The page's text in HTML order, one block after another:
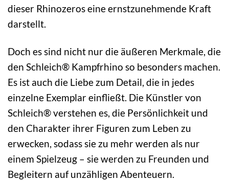
dieser Rhinozeros eine ernstzunehmende Kraft
darstellt.
Doch es sind nicht nur die äußeren Merkmale, die
den Schleich® Kampfrhino so besonders machen.
Es ist auch die Liebe zum Detail, die in jedes
einzelne Exemplar einfließt. Die Künstler von
Schleich® verstehen es, die Persönlichkeit und
den Charakter ihrer Figuren zum Leben zu
erwecken, sodass sie zu mehr werden als nur
einem Spielzeug – sie werden zu Freunden und
Begleitern auf unzähligen Abenteuern.